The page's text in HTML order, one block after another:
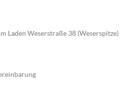
Laden Weserstraße 38 (Weserspitze)